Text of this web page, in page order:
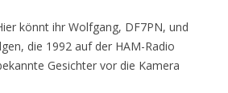
könnt ihr Wolfgang, DF7PN, und
die 1992 auf der HAM-Radio
Gesichter vor die Kamera